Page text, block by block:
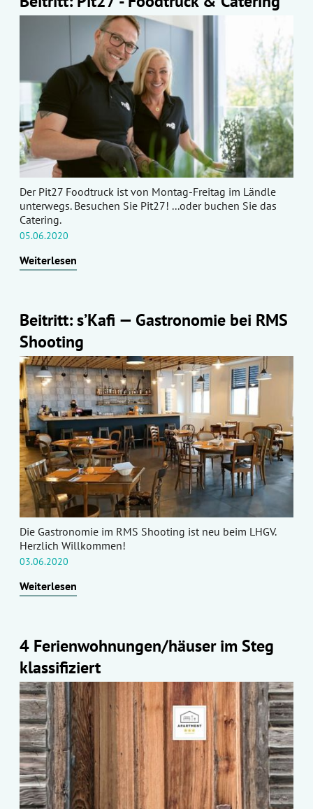
Der Pit27 Foodtruck ist von Montag-Freitag im Ländle
unterwegs. Besuchen Sie Pit27! ...oder buchen Sie das
Catering.
05.06.2020
Weiterlesen
Beitritt: s’Kafi — Gastronomie bei RMS
Shooting
Die Gastronomie im RMS Shooting ist neu beim LHGV.
Herzlich Willkommen!
03.06.2020
Weiterlesen
4 Ferienwohnungen/häuser im Steg
klassifiziert